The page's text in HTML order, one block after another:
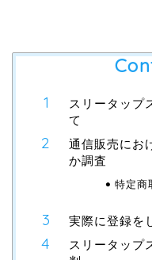
スリータップ
て
通信販売にお
か調査
特定商
実際に登録を
スリータップ